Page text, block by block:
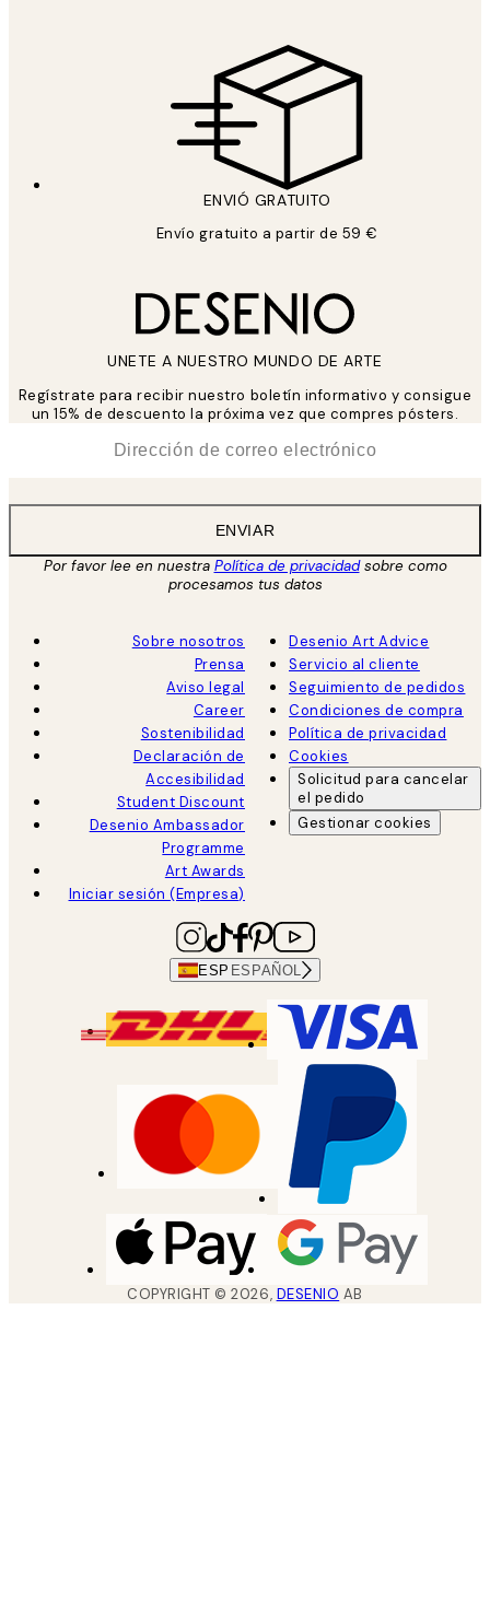
ENVIÓ GRATUITO
Envío gratuito a partir de 59 €
UNETE A NUESTRO MUNDO DE ARTE
Regístrate para recibir nuestro boletín informativo y consigue
un 15% de descuento la próxima vez que compres pósters.
ENVIAR
Por favor lee en nuestra Política de privacidadsobre como
procesamos tus datos
Sobre nosotros
Prensa
Aviso legal
Career
Sostenibilidad
Declaración de
Accesibilidad
Student Discount
Desenio Ambassador
Programme
Art Awards
Iniciar sesión (Empresa)
Desenio Art Advice
Servicio al cliente
Seguimiento de pedidos
Condiciones de compra
Política de privacidad
Cookies
Solicitud para cancelar
el pedido
Gestionar cookies
ESP ESPAÑOL
COPYRIGHT ©2026, DESENIO AB